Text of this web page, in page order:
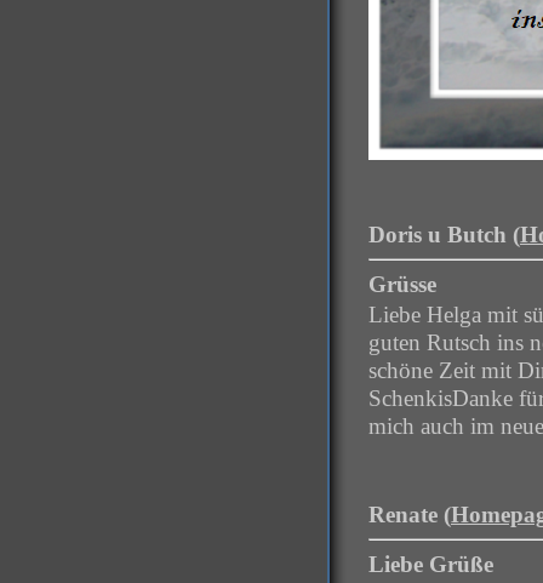
Doris u Butch (
Grüsse
Liebe Helga mit
guten Rutsch ins
schöne Zeit mit
SchenkisDanke
mich auch im
Renate (
Liebe Grüße